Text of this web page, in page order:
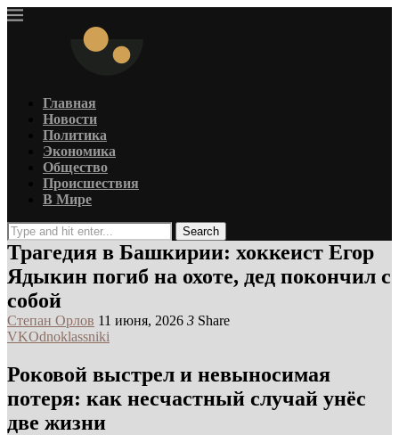
Главная
Новости
Политика
Экономика
Общество
Происшествия
В Мире
Search
Трагедия в Башкирии: хоккеист Егор
Ядыкин погиб на охоте, дед покончил с
собой
Степан Орлов 11 июня, 2026 3 Share
VKOdnoklassniki
Роковой выстрел и невыносимая
потеря: как несчастный случай унёс
две жизни